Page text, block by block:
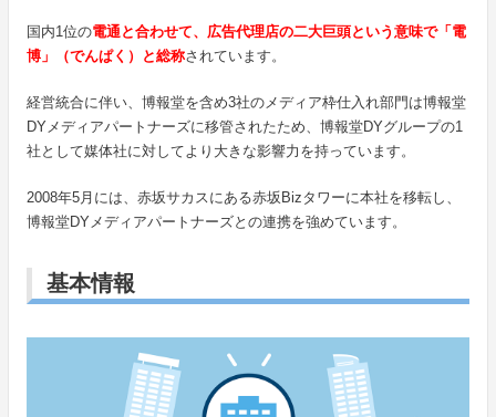
国内1位の電通と合わせて、広告代理店の二大巨頭という意味で「電
博」（でんぱく）と総称されています。
経営統合に伴い、博報堂を含め3社のメディア枠仕入れ部門は博報堂
DYメディアパートナーズに移管されたため、博報堂DYグループの1
社として媒体社に対してより大きな影響力を持っています。
2008年5月には、赤坂サカスにある赤坂Bizタワーに本社を移転し、
博報堂DYメディアパートナーズとの連携を強めています。
基本情報